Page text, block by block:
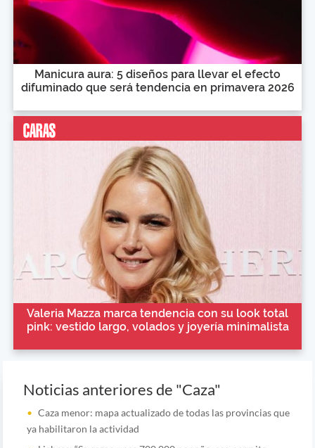
Manicura aura: 5 diseños para llevar el efecto
difuminado que será tendencia en primavera 2026
Valeria Mazza marca tendencia con su look total
pink: vestido largo, volados y joyería minimalista
Noticias anteriores de "Caza"
Caza menor: mapa actualizado de todas las provincias que
ya habilitaron la actividad